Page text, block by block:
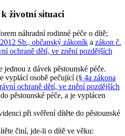
životní situaci
náhradní rodinné péče o dítě;
Sb., občanský zákoník a zákon č.
ochraně dětí, ve znění pozdějších
z dávek pěstounské péče.
vyplácí osobě pečující (§ 4a zákona
ochraně dětí, ve znění pozdějších
pěstounské péče, a je vyplácen
při svěření dítěte do pěstounské
činí, jde-li o dítě ve věku: